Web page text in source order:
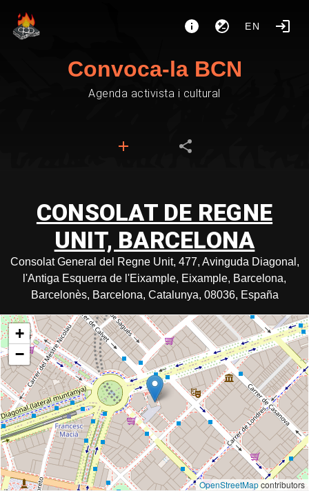
EN
Convoca-la BCN
Agenda activista i cultural
CONSOLAT DE REGNE
UNIT, BARCELONA
Consolat General del Regne Unit, 477, Avinguda Diagonal,
l'Antiga Esquerra de l'Eixample, Eixample, Barcelona,
Barcelonès, Barcelona, Catalunya, 08036, España
+
−
OpenStreetMapcontributors